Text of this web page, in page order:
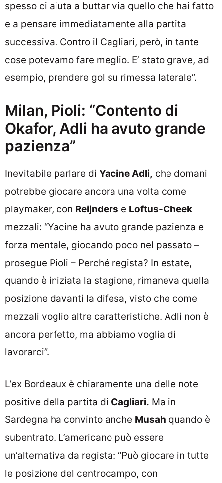
spesso ci aiuta a buttar via quello che hai fatto
e a pensare immediatamente alla partita
successiva. Contro il Cagliari, però, in tante
cose potevamo fare meglio. E’ stato grave, ad
esempio, prendere gol su rimessa laterale”.
Milan, Pioli: “Contento di
Okafor, Adli ha avuto grande
pazienza”
Inevitabile parlare di Yacine Adli, che domani
potrebbe giocare ancora una volta come
playmaker, con Reijnders e Loftus-Cheek
mezzali: “Yacine ha avuto grande pazienza e
forza mentale, giocando poco nel passato –
prosegue Pioli – Perché regista? In estate,
quando è iniziata la stagione, rimaneva quella
posizione davanti la difesa, visto che come
mezzali voglio altre caratteristiche. Adli non è
ancora perfetto, ma abbiamo voglia di
lavorarci”.
L’ex Bordeaux è chiaramente una delle note
positive della partita di Cagliari. Ma in
Sardegna ha convinto anche Musah quando è
subentrato. L’americano può essere
un’alternativa da regista: “Può giocare in tutte
le posizione del centrocampo, con